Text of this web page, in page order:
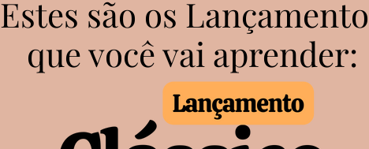
Estes são os
que você vai aprender: